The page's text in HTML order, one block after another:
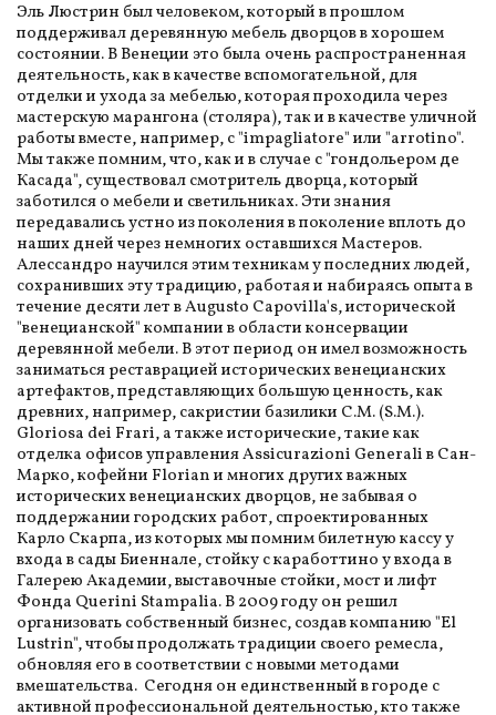
Эль Люстрин был человеком, который в прошлом
поддерживал деревянную мебель дворцов в хорошем
состоянии. В Венеции это была очень распространенная
деятельность, как в качестве вспомогательной, для
отделки и ухода за мебелью, которая проходила через
мастерскую марангона (столяра), так и в качестве уличной
работы вместе, например, с "impagliatore" или "arrotino".
Мы также помним, что, как и в случае с "гондольером де
Касада", существовал смотритель дворца, который
заботился о мебели и светильниках. Эти знания
передавались устно из поколения в поколение вплоть до
наших дней через немногих оставшихся Мастеров.
Алессандро научился этим техникам у последних людей,
сохранивших эту традицию, работая и набираясь опыта в
течение десяти лет в Augusto Capovilla's, исторической
"венецианской" компании в области консервации
деревянной мебели. В этот период он имел возможность
заниматься реставрацией исторических венецианских
артефактов, представляющих большую ценность, как
древних, например, сакристии базилики С.М. (S.M.).
Gloriosa dei Frari, а также исторические, такие как
отделка офисов управления Assicurazioni Generali в Сан-
Марко, кофейни Florian и многих других важных
исторических венецианских дворцов, не забывая о
поддержании городских работ, спроектированных
Карло Скарпа, из которых мы помним билетную кассу у
входа в сады Биеннале, стойку с каработтино у входа в
Галерею Академии, выставочные стойки, мост и лифт
Фонда Querini Stampalia. В 2009 году он решил
организовать собственный бизнес, создав компанию "El
Lustrin", чтобы продолжать традиции своего ремесла,
обновляя его в соответствии с новыми методами
вмешательства. Сегодня он единственный в городе с
активной профессиональной деятельностью, кто также